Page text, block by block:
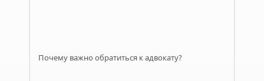
Почему важно обратиться к адвокату?